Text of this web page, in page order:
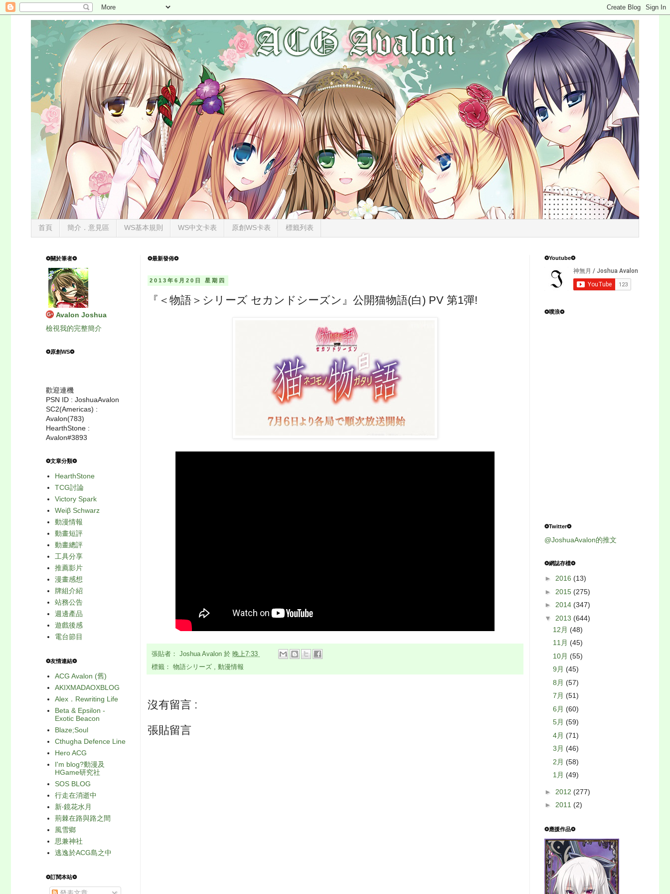
首頁 簡介．意見區 WS基本規則 WS中文卡表 原創WS卡表 標籤列表
❂最新發佈❂
2013年6月20日 星期四
『＜物語＞シリーズ セカンドシーズン』公開猫物語(白) PV 第1彈!
張貼者： Joshua Avalon 於 晚上7:33
標籤： 物語シリーズ , 動漫情報
沒有留言 :
張貼留言
❂關於筆者❂
Avalon Joshua
檢視我的完整簡介
❂原創WS❂
歡迎連機
PSN ID : JoshuaAvalon
SC2(Americas) :
Avalon(783)
HearthStone :
Avalon#3893
❂文章分類❂
HearthStone
TCG討論
Victory Spark
Weiβ Schwarz
動漫情報
動畫短評
動畫總評
工具分享
推薦影片
漫畫感想
牌組介紹
站務公告
週邊產品
遊戲後感
電台節目
❂友情連結❂
ACG Avalon (舊)
AKIXMADAOXBLOG
Alex．Rewriting Life
Beta & Epsilon -
Exotic Beacon
Blaze;Soul
Cthugha Defence Line
Hero ACG
I'm blog?動漫及
HGame研究社
SOS BLOG
行走在消逝中
新‧鏡花水月
荊棘在路與路之間
風雪鄉
思兼神社
逃逸於ACG島之中
❂訂閱本站❂
❂Youtube❂
❂噗浪❂
❂Twitter❂
@JoshuaAvalon的推文
❂網誌存檔❂
► 2016 (13)
► 2015 (275)
► 2014 (347)
▼ 2013 (644)
12月 (48)
11月 (45)
10月 (55)
9月 (45)
8月 (57)
7月 (51)
6月 (60)
5月 (59)
4月 (71)
3月 (46)
2月 (58)
1月 (49)
► 2012 (277)
► 2011 (2)
❂應援作品❂